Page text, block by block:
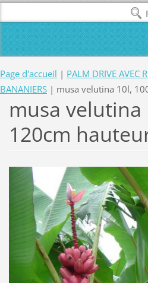
Page d'accueil | PALM DRIVE AVEC
BANANIERS | musa velutina 10l,
musa velutina
120cm